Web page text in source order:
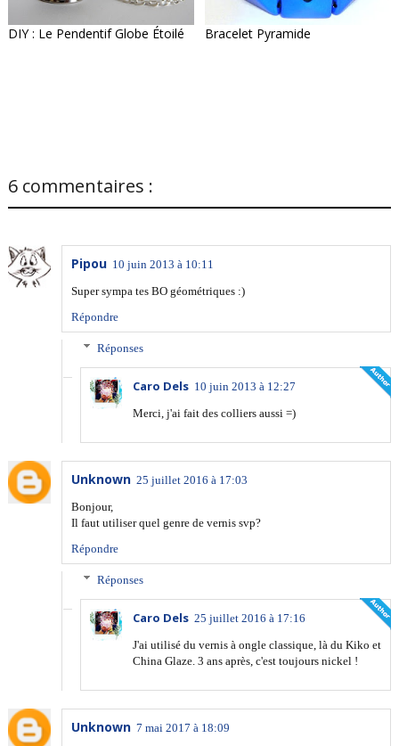
DIY : Le Pendentif Globe Étoilé Bracelet Pyramide
6 commentaires :
Pipou 10 juin 2013 à 10:11
Super sympa tes BO géométriques :)
Répondre
Réponses
Caro Dels 10 juin 2013 à 12:27
Merci, j'ai fait des colliers aussi =)
Unknown 25 juillet 2016 à 17:03
Bonjour,
Il faut utiliser quel genre de vernis svp?
Répondre
Réponses
Caro Dels 25 juillet 2016 à 17:16
J'ai utilisé du vernis à ongle classique, là du Kiko et
China Glaze. 3 ans après, c'est toujours nickel !
Unknown 7 mai 2017 à 18:09